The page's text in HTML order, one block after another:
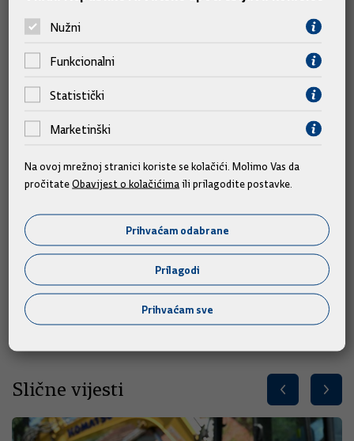
1,54 EUR/kg UNP za spremnike
Materijal s današnje sjednice dostupan je putem poveznice:
https://shorturl.at/8VORw
Slične vijesti
Nužni
Funkcionalni
Statistički
Marketinški
Na ovoj mrežnoj stranici koriste se kolačići. Molimo Vas da
pročitateObavijest o kolačićimaili prilagodite postavke.
Prihvaćam odabrane
Prilagodi
Prihvaćam sve